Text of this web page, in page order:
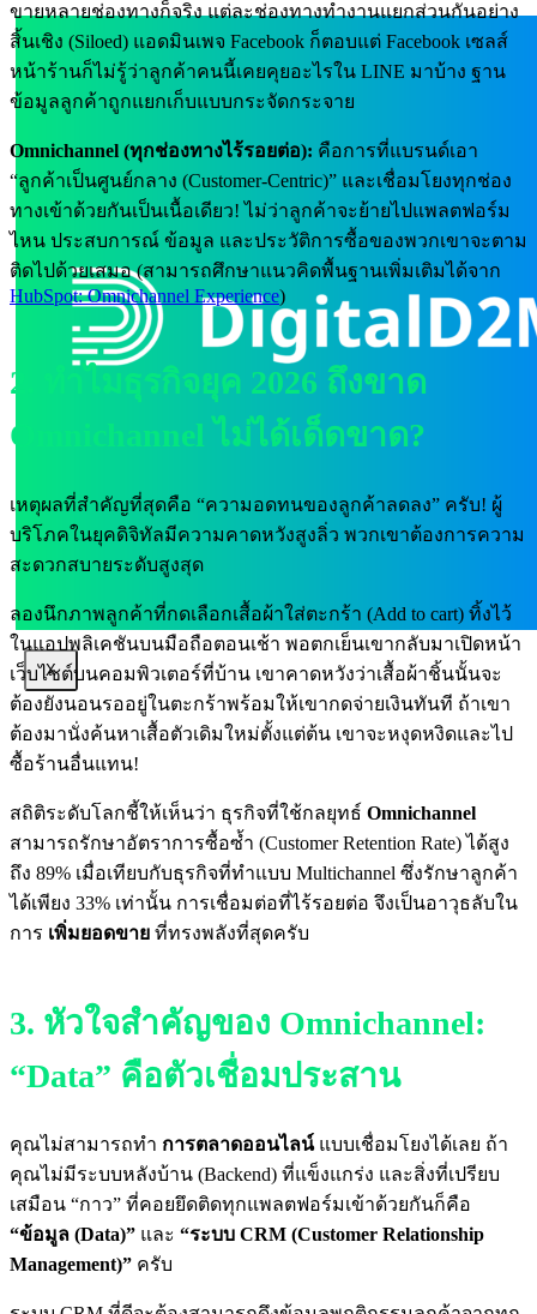
X
ขายหลายช่องทางก็จริง แต่ละช่องทางทำงานแยกส่วนกันอย่าง
สิ้นเชิง (Siloed) แอดมินเพจ Facebook ก็ตอบแต่ Facebook เซลส์
หน้าร้านก็ไม่รู้ว่าลูกค้าคนนี้เคยคุยอะไรใน LINE มาบ้าง ฐาน
ข้อมูลลูกค้าถูกแยกเก็บแบบกระจัดกระจาย
Omnichannel (ทุกช่องทางไร้รอยต่อ): คือการที่แบรนด์เอา
“ลูกค้าเป็นศูนย์กลาง (Customer-Centric)” และเชื่อมโยงทุกช่อง
ทางเข้าด้วยกันเป็นเนื้อเดียว! ไม่ว่าลูกค้าจะย้ายไปแพลตฟอร์ม
ไหน ประสบการณ์ ข้อมูล และประวัติการซื้อของพวกเขาจะตาม
ติดไปด้วยเสมอ (สามารถศึกษาแนวคิดพื้นฐานเพิ่มเติมได้จาก
HubSpot: Omnichannel Experience)
2. ทำไมธุรกิจยุค 2026 ถึงขาด
Omnichannel ไม่ได้เด็ดขาด?
เหตุผลที่สำคัญที่สุดคือ “ความอดทนของลูกค้าลดลง” ครับ! ผู้
บริโภคในยุคดิจิทัลมีความคาดหวังสูงลิ่ว พวกเขาต้องการความ
สะดวกสบายระดับสูงสุด
ลองนึกภาพลูกค้าที่กดเลือกเสื้อผ้าใส่ตะกร้า (Add to cart) ทิ้งไว้
ในแอปพลิเคชันบนมือถือตอนเช้า พอตกเย็นเขากลับมาเปิดหน้า
เว็บไซต์บนคอมพิวเตอร์ที่บ้าน เขาคาดหวังว่าเสื้อผ้าชิ้นนั้นจะ
ต้องยังนอนรออยู่ในตะกร้าพร้อมให้เขากดจ่ายเงินทันที ถ้าเขา
ต้องมานั่งค้นหาเสื้อตัวเดิมใหม่ตั้งแต่ต้น เขาจะหงุดหงิดและไป
ซื้อร้านอื่นแทน!
สถิติระดับโลกชี้ให้เห็นว่า ธุรกิจที่ใช้กลยุทธ์ Omnichannel
สามารถรักษาอัตราการซื้อซ้ำ (Customer Retention Rate) ได้สูง
ถึง 89% เมื่อเทียบกับธุรกิจที่ทำแบบ Multichannel ซึ่งรักษาลูกค้า
ได้เพียง 33% เท่านั้น การเชื่อมต่อที่ไร้รอยต่อ จึงเป็นอาวุธลับใน
การ เพิ่มยอดขาย ที่ทรงพลังที่สุดครับ
3. หัวใจสำคัญของ Omnichannel:
“Data” คือตัวเชื่อมประสาน
คุณไม่สามารถทำ การตลาดออนไลน์แบบเชื่อมโยงได้เลย ถ้า
คุณไม่มีระบบหลังบ้าน (Backend) ที่แข็งแกร่ง และสิ่งที่เปรียบ
เสมือน “กาว” ที่คอยยึดติดทุกแพลตฟอร์มเข้าด้วยกันก็คือ
“ข้อมูล (Data)” และ “ระบบ CRM (Customer Relationship
Management)” ครับ